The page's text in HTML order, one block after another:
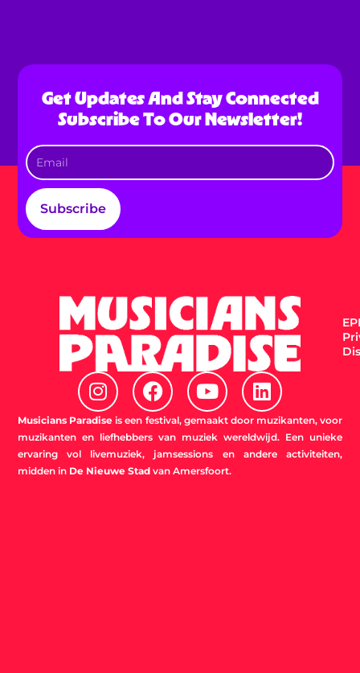
Get Updates And Stay Connected
Subscribe To Our Newsletter!
Subscribe
I
n
s
t
a
g
F
a
c
e
b
o
Y
o
u
t
u
b
L
i
n
k
e
Musicians Paradise is een festival, gemaakt door muzikanten, voor
muzikanten en liefhebbers van muziek wereldwijd. Een unieke
ervaring vol livemuziek, jamsessions en andere activiteiten,
midden in De Nieuwe Stadvan Amersfoort.